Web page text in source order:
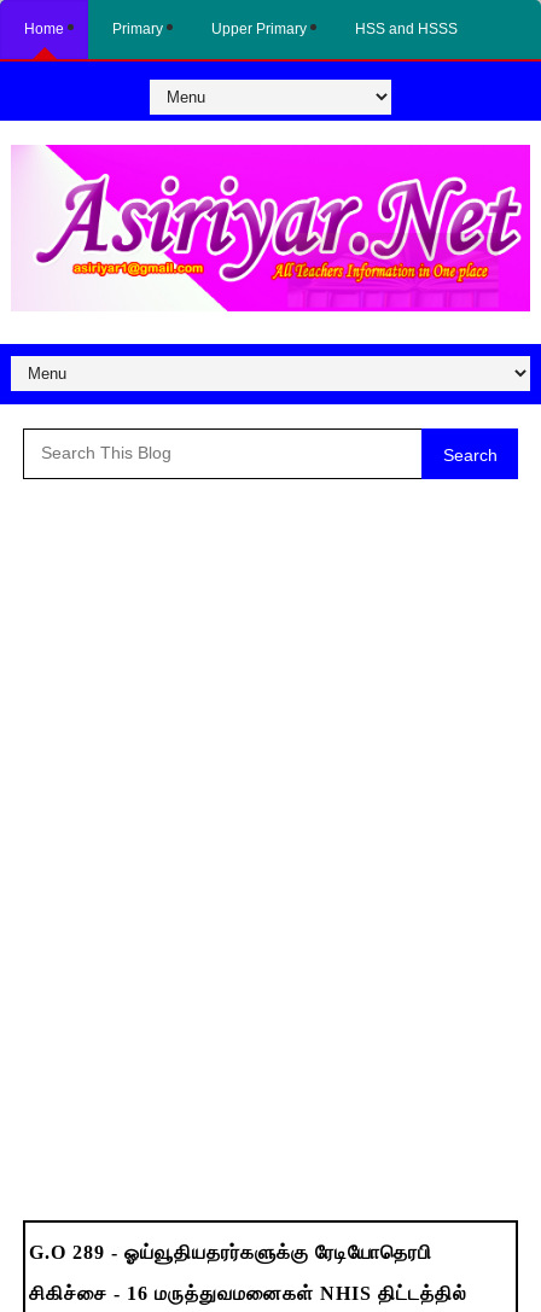
Home Primary Upper Primary HSS and HSSS
Search
G.O 289 - ஓய்வூதியதரர்களுக்கு ரேடியோதெரபி
சிகிச்சை - 16 மருத்துவமனைகள் NHIS திட்டத்தில்